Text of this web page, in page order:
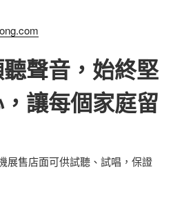
聲音，始終堅
讓每個家庭留
展售店面可供試聽、試唱，保證